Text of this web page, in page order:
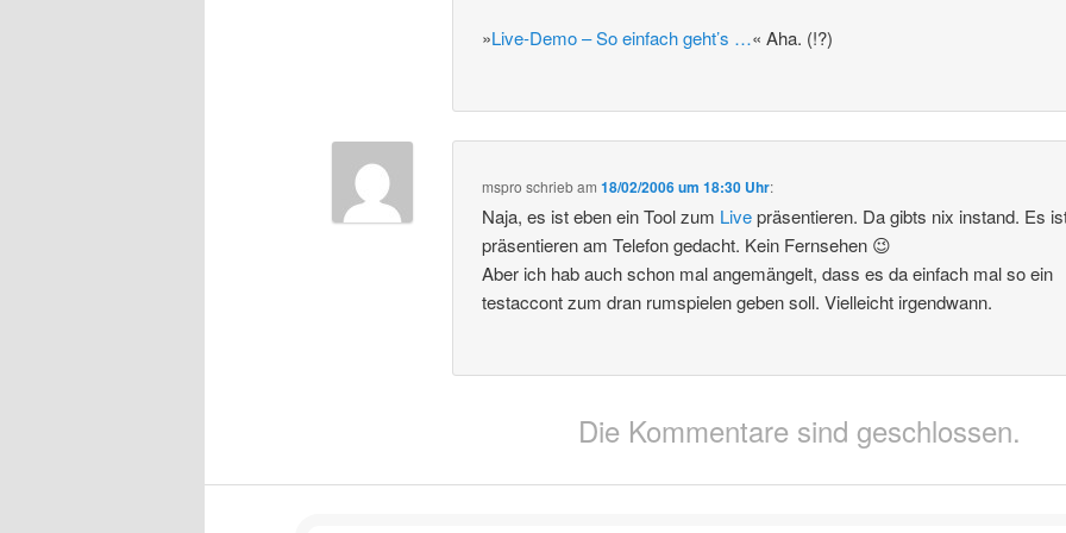
»Live-Demo – So einfach geht’s …« Aha. (!?)
mspro schriebam18/02/2006 um 18:30 Uhr:
Naja, es ist eben ein Tool zum Livepräsentieren. Da gibts nix instand. Es
präsentieren am Telefon gedacht. Kein Fernsehen 😉
Aber ich hab auch schon mal angemängelt, dass es da einfach mal so ein
testaccont zum dran rumspielen geben soll. Vielleicht irgendwann.
Die Kommentare sind geschlossen.